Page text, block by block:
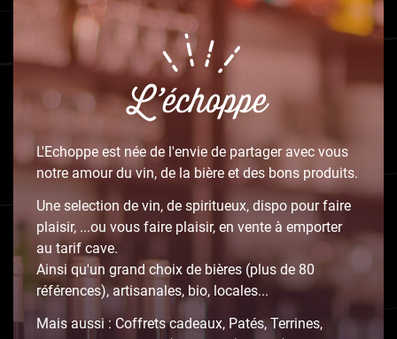
L'Echoppe est née de l'envie de partager avec vous
notre amour du vin, de la bière et des bons produits.
Une selection de vin, de spiritueux, dispo pour faire
plaisir, ...ou vous faire plaisir, en vente à emporter
au tarif cave.
Ainsi qu'un grand choix de bières (plus de 80
références), artisanales, bio, locales...
Mais aussi : Coffrets cadeaux, Patés, Terrines,